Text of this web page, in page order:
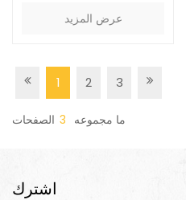
عرض المزيد
1 2 3
ما مجموعه 3 الصفحات
اشترك